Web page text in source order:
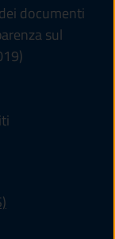
documenti
sul